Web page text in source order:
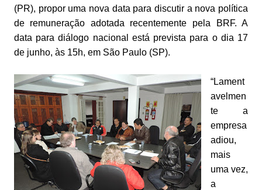
(PR), propor uma nova data para discutir a nova política
de remuneração adotada recentemente pela BRF. A
data para diálogo nacional está prevista para o dia 17
de junho, às 15h, em São Paulo (SP).
“Lament
avelmen
te a
empresa
adiou,
mais
uma vez,
a